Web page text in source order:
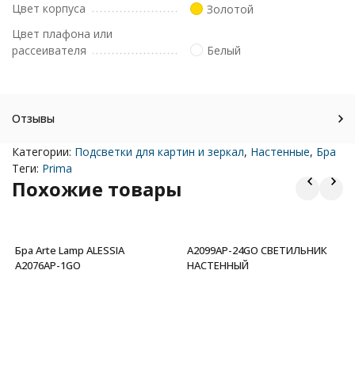
Цвет корпуса
Золотой
Цвет плафона или
рассеивателя
Белый
Отзывы
Категории: Подсветки для картин и зеркал, Настенные, Бра
Теги: Prima
Похожие товары
Бра Arte Lamp ALESSIA
A2076AP-1GO
A2099AP-24GO СВЕТИЛЬНИК
НАСТЕННЫЙ